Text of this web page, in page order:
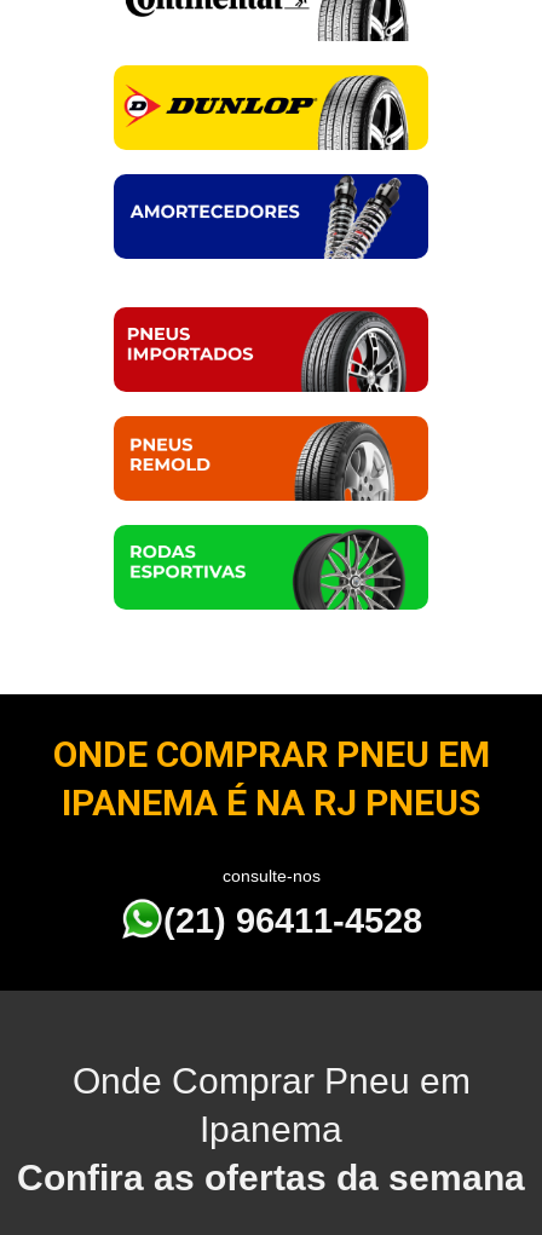
ONDE COMPRAR PNEU EM
IPANEMA É NA RJ PNEUS
consulte-nos
(21) 96411-4528
Onde Comprar Pneu em
Ipanema
Confira as ofertas da semana